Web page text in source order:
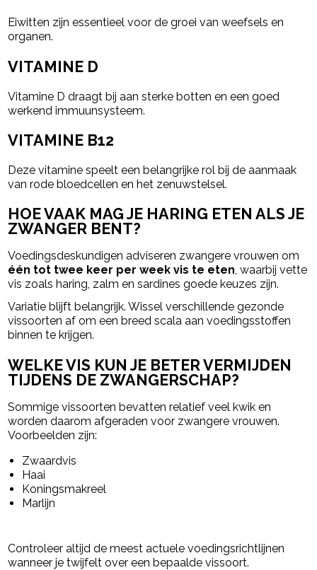
Eiwitten zijn essentieel voor de groei van weefsels en
organen.
VITAMINE D
Vitamine D draagt bij aan sterke botten en een goed
werkend immuunsysteem.
VITAMINE B12
Deze vitamine speelt een belangrijke rol bij de aanmaak
van rode bloedcellen en het zenuwstelsel.
HOE VAAK MAG JE HARING ETEN ALS JE
ZWANGER BENT?
Voedingsdeskundigen adviseren zwangere vrouwen om
één tot twee keer per week vis te eten, waarbij vette
vis zoals haring, zalm en sardines goede keuzes zijn.
Variatie blijft belangrijk. Wissel verschillende gezonde
vissoorten af om een breed scala aan voedingsstoffen
binnen te krijgen.
WELKE VIS KUN JE BETER VERMIJDEN
TIJDENS DE ZWANGERSCHAP?
Sommige vissoorten bevatten relatief veel kwik en
worden daarom afgeraden voor zwangere vrouwen.
Voorbeelden zijn:
Zwaardvis
Haai
Koningsmakreel
Marlijn
Controleer altijd de meest actuele voedingsrichtlijnen
wanneer je twijfelt over een bepaalde vissoort.